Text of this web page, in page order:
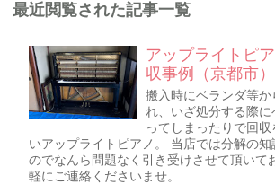
最近閲覧された記事一覧
アップライトピ
収事例（京都市）
搬入時にベランダ等
れ、いざ処分する際
ってしまったりで回
いアップライトピアノ。 当店では分解の
のでなんら問題なく引き受けさせて頂いて
軽にご連絡くださいませ。